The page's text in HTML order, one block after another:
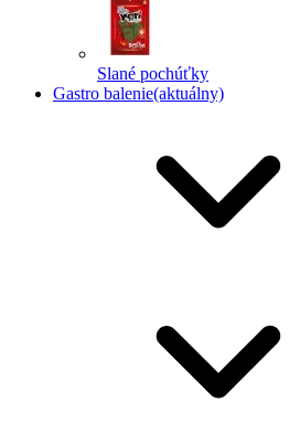
Slané pochúťky
Gastro balenie(aktuálny)